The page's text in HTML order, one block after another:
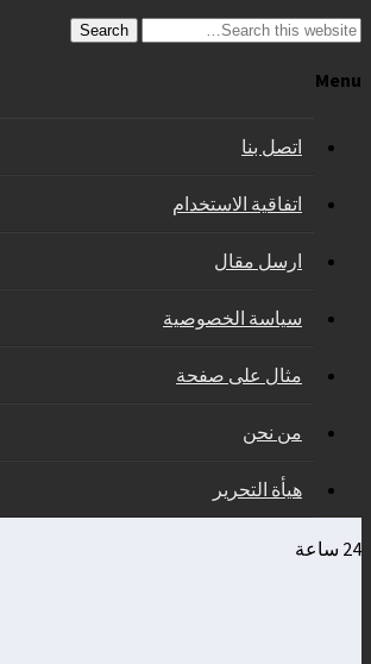
Search
Menu
اتصل بنا
اتفاقية الاستخدام
ارسل مقال
سياسة الخصوصية
مثال على صفحة
من نحن
هيأة التحرير
24 ساعة